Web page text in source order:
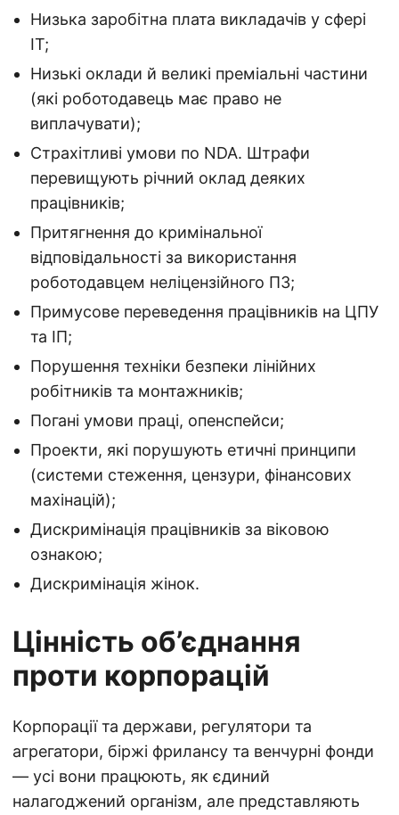
Низька заробітна плата викладачів у сфері
ІТ;
Низькі оклади й великі преміальні частини
(які роботодавець має право не
виплачувати);
Страхітливі умови по NDA. Штрафи
перевищують річний оклад деяких
працівників;
Притягнення до кримінальної
відповідальності за використання
роботодавцем неліцензійного ПЗ;
Примусове переведення працівників на ЦПУ
та ІП;
Порушення техніки безпеки лінійних
робітників та монтажників;
Погані умови праці, опенспейси;
Проекти, які порушують етичні принципи
(системи стеження, цензури, фінансових
махінацій);
Дискримінація працівників за віковою
ознакою;
Дискримінація жінок.
Цінність об’єднання
проти корпорацій
Корпорації та держави, регулятори та
агрегатори, біржі фрилансу та венчурні фонди
— усі вони працюють, як єдиний
налагоджений організм, але представляють